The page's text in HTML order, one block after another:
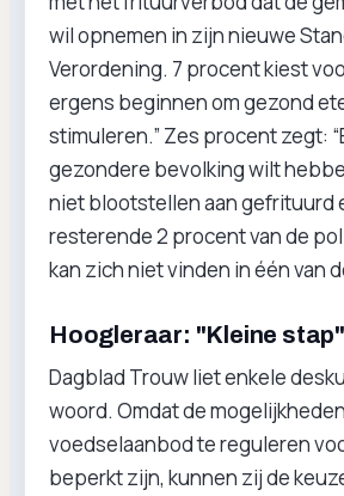
wil opnemen in zijn nieuwe
Verordening. 7 procent kiest
ergens beginnen om gezond
stimuleren.” Zes procent zegt:
gezondere bevolking wilt
niet blootstellen aan gefrituurd
resterende 2 procent van de
kan zich niet vinden in één van
Hoogleraar: "Kleine stap"
Dagblad Trouw liet enkele
woord. Omdat de
voedselaanbod te reguleren
beperkt zijn, kunnen zij de